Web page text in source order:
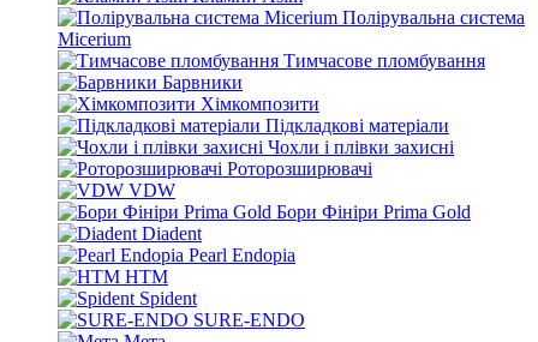
Полірувальна система
Micerium
Тимчасове пломбування
Барвники
Хімкомпозити
Підкладкові матеріали
Чохли і плівки захисні
Роторозширювачі
VDW
Бори Фініри Prima Gold
Diadent
Pearl Endopia
HTM
Spident
SURE-ENDO